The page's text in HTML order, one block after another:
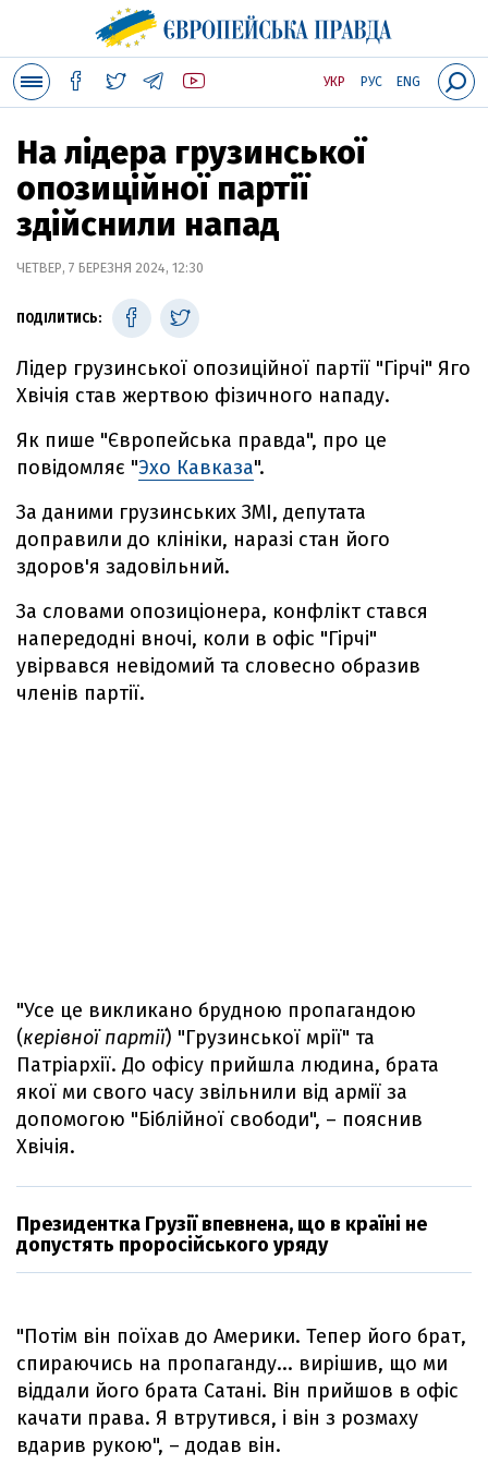
УКР РУС ENG
На лідера грузинської
опозиційної партії
здійснили напад
ЧЕТВЕР, 7 БЕРЕЗНЯ 2024, 12:30
ПОДІЛИТИСЬ:
Лідер грузинської опозиційної партії "Гірчі" Яго
Хвічія став жертвою фізичного нападу.
Як пише "Європейська правда", про це
повідомляє "Эхо Кавказа".
За даними грузинських ЗМІ, депутата
доправили до клініки, наразі стан його
здоров'я задовільний.
За словами опозиціонера, конфлікт стався
напередодні вночі, коли в офіс "Гірчі"
увірвався невідомий та словесно образив
членів партії.
"Усе це викликано брудною пропагандою
(керівної партії) "Грузинської мрії" та
Патріархії. До офісу прийшла людина, брата
якої ми свого часу звільнили від армії за
допомогою "Біблійної свободи", – пояснив
Хвічія.
Президентка Грузії впевнена, що в країні не
допустять проросійського уряду
"Потім він поїхав до Америки. Тепер його брат,
спираючись на пропаганду... вирішив, що ми
віддали його брата Сатані. Він прийшов в офіс
качати права. Я втрутився, і він з розмаху
вдарив рукою", – додав він.